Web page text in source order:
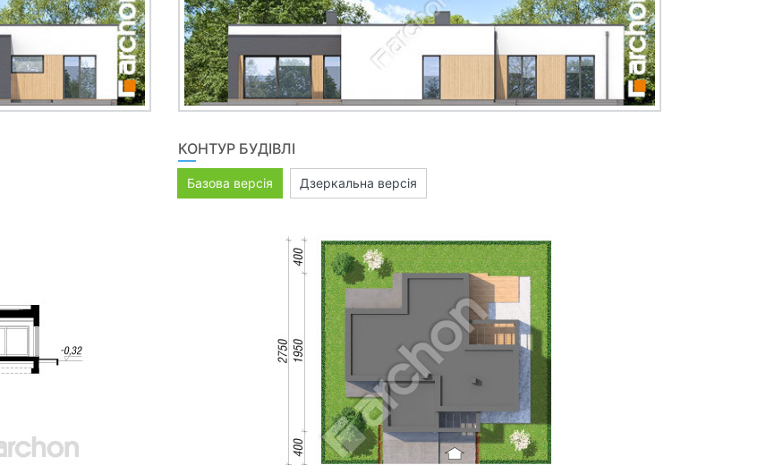
КОНТУР БУДІВЛІ
Базова версія Дзеркальна версія